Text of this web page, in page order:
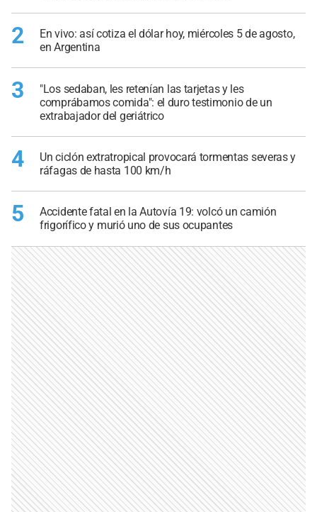
2
En vivo: así cotiza el dólar hoy, miércoles 5 de agosto,
en Argentina
3
"Los sedaban, les retenían las tarjetas y les
comprábamos comida": el duro testimonio de un
extrabajador del geriátrico
4
Un ciclón extratropical provocará tormentas severas y
ráfagas de hasta 100 km/h
5
Accidente fatal en la Autovía 19: volcó un camión
frigorífico y murió uno de sus ocupantes